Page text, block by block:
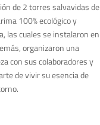
de 2 torres salvavidas de
100% ecológico y
las cuales se instalaron en
organizaron una
con sus colaboradores y
de vivir su esencia de